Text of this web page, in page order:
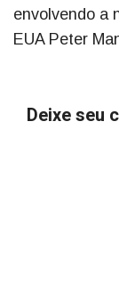
envolvendo a
EUA Peter
Deixe seu